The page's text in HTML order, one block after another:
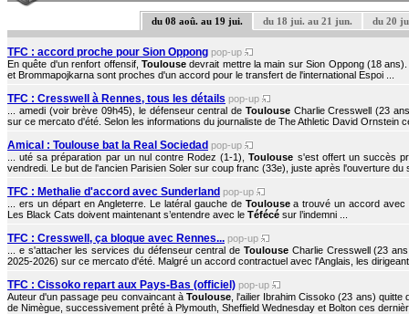
du 08 aoû. au 19 jui. du 18 jui. au 21 jun. du 20
TFC : accord proche pour Sion Oppong pop-up
En quête d'un renfort offensif, Toulousedevrait mettre la main sur Sion Oppong (18
et Brommapojkarna sont proches d'un accord pour le transfert de l'international Espoi ...
TFC : Cresswell à Rennes, tous les détails pop-up
... amedi (voir brève 09h45), le défenseur central de ToulouseCharlie Cresswell (23
sur ce mercato d'été. Selon les informations du journaliste de The Athletic David Ornstein
Amical : Toulouse bat la Real Sociedad pop-up
... uté sa préparation par un nul contre Rodez (1-1),Toulouse s'est offert un succès
vendredi. Le but de l'ancien Parisien Soler sur coup franc (33e), juste après l'ouverture du
TFC : Methalie d'accord avec Sunderland pop-up
... ers un départ en Angleterre. Le latéral gauche de Toulousea trouvé un accord avec
Les Black Cats doivent maintenant s’entendre avec le Téfécé sur l’indemni ...
TFC : Cresswell, ça bloque avec Rennes... pop-up
... e s'attacher les services du défenseur central deToulouse Charlie Cresswell (23
2025-2026) sur ce mercato d'été. Malgré un accord contractuel avec l'Anglais, les
TFC : Cissoko repart aux Pays-Bas (officiel) pop-up
Auteur d'un passage peu convaincant à Toulouse, l'ailier Ibrahim Cissoko (23 ans) quitte
de Nimègue, successivement prêté à Plymouth, Sheffield Wednesday et Bolton ces